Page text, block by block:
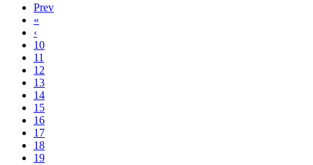
Prev
«
‹
10
11
12
13
14
15
16
17
18
19